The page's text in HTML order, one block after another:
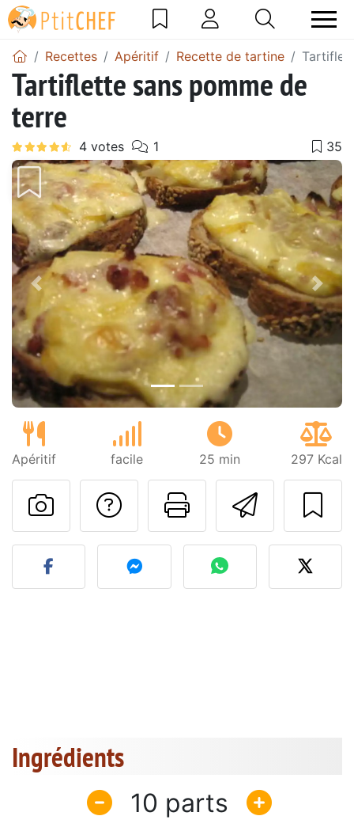
Recettes Apéritif Recette de tartine
Tartiflette sans pomme de
terre
Précédent
Apéritif facile 25 min 297 Kcal
Imprimer
Poser une
Publier votre photo de
Ingrédients
10